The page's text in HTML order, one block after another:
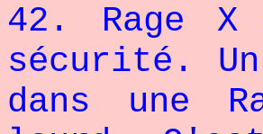
42. Rage
sécurité.
dans une